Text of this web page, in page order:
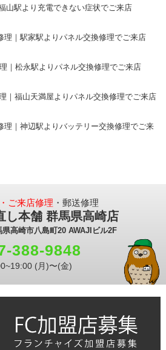
山駅より充電できない症状でご来店
理｜駅家駅よりパネル交換修理でご来店
｜松永駅よりパネル交換修理でご来店
｜福山天満屋よりパネル交換修理でご来店
理｜神辺駅よりバッテリー交換修理でご来
ご来店修理 ・郵送修理
し本舗 群馬県高崎店
県高崎市八島町20 AWAJIビル2F
388-9848
(月)〜(金)